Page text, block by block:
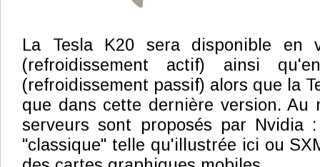
La Tesla K20 sera disponible en
(refroidissement actif) ainsi
(refroidissement passif) alors que la
que dans cette dernière version. Au
serveurs sont proposés par Nvidia
"classique" telle qu'illustrée ici ou